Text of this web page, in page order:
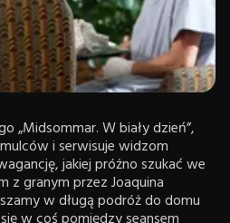
„Midsommar. W biały dzień”,
i serwisuje widzom
jakiej próżno szukać we
z granym przez Joaquina
w długą podróż do domu